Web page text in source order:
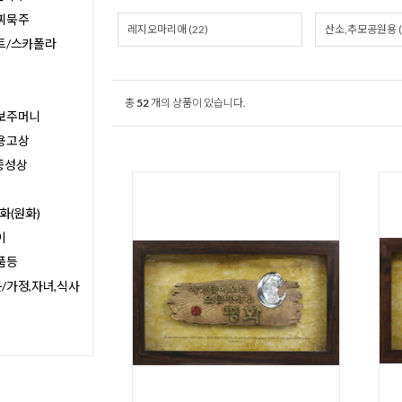
묵주
/스카폴라
주머니
고상
성상
(원화)
등
가정,자녀,식사
레지오마리애 (22) 산소,추모공원용
총 52 개의 상품이 있습니다.